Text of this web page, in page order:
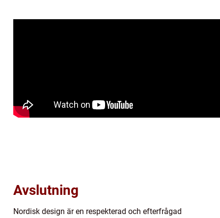
Avslutning
Nordisk design är en respekterad och efterfrågad